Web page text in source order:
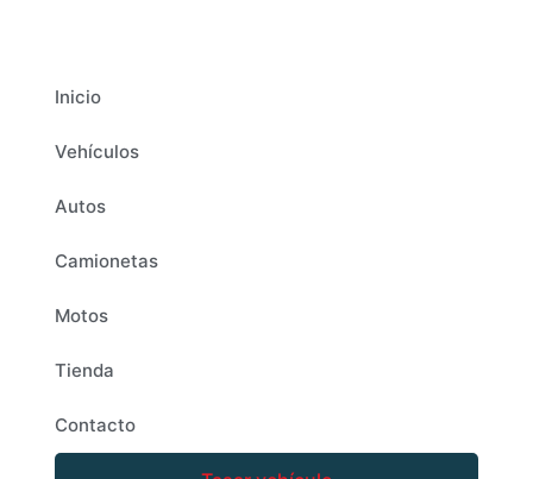
Inicio
Vehículos
Autos
Camionetas
Motos
Tienda
Contacto